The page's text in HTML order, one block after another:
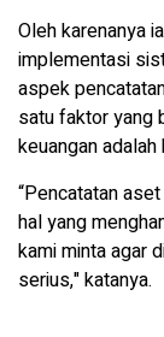
Oleh karenanya
implementasi
aspek
satu faktor yang
keuangan
“Pencatatan
hal yang
kami minta agar
serius," katanya.